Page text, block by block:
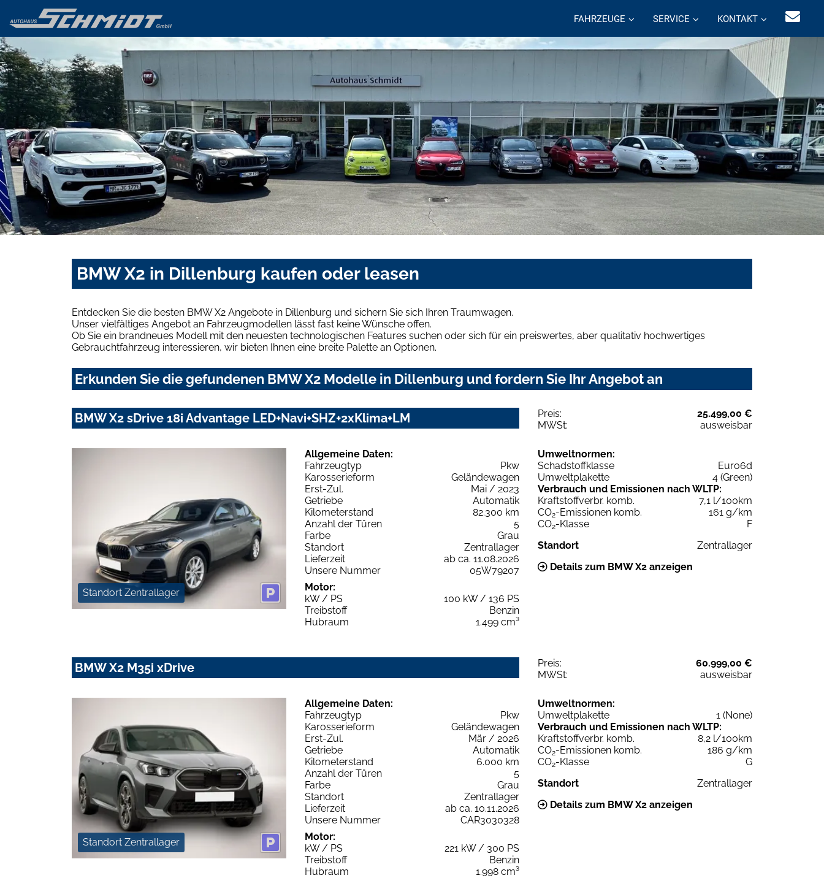
FAHRZEUGE SERVICE KONTAKT
BMW X2 in Dillenburg kaufen oder leasen
Entdecken Sie die besten BMW X2 Angebote in Dillenburg und sichern Sie sich Ihren Traumwagen.
Unser vielfältiges Angebot an Fahrzeugmodellen lässt fast keine Wünsche offen.
Ob Sie ein brandneues Modell mit den neuesten technologischen Features suchen oder sich für ein preiswertes, aber qualitativ hochwertiges
Gebrauchtfahrzeug interessieren, wir bieten Ihnen eine breite Palette an Optionen.
Erkunden Sie die gefundenen BMW X2 Modelle in Dillenburg und fordern Sie Ihr Angebot an
BMW X2 sDrive 18i Advantage LED+Navi+SHZ+2xKlima+LM Preis:
25.499,00 €
MWSt:
ausweisbar
Standort Zentrallager
Allgemeine Daten:
Fahrzeugtyp
Pkw
Karosserieform
Geländewagen
Erst-Zul.
Mai / 2023
Getriebe
Automatik
Kilometerstand
82.300 km
Anzahl der Türen
5
Farbe
Grau
Standort
Zentrallager
Lieferzeit
ab ca. 11.08.2026
Unsere Nummer
05W79207
Motor:
kW / PS
100 kW / 136 PS
Treibstoff
Benzin
Hubraum
1.499 cm³
Umweltnormen:
Schadstoffklasse
Euro6d
Umweltplakette
4 (Green)
Verbrauch und Emissionen nach WLTP:
Kraftstoffverbr. komb.
7,1 l/100km
CO2-Emissionen komb.
161 g/km
CO2-Klasse
F
Standort
Zentrallager
Details zum BMW X2 anzeigen
BMW X2 M35i xDrive Preis:
60.999,00 €
MWSt:
ausweisbar
Standort Zentrallager
Allgemeine Daten:
Fahrzeugtyp
Pkw
Karosserieform
Geländewagen
Erst-Zul.
Mär / 2026
Getriebe
Automatik
Kilometerstand
6.000 km
Anzahl der Türen
5
Farbe
Grau
Standort
Zentrallager
Lieferzeit
ab ca. 10.11.2026
Unsere Nummer
CAR3030328
Motor:
kW / PS
221 kW / 300 PS
Treibstoff
Benzin
Hubraum
1.998 cm³
Umweltnormen:
Umweltplakette
1 (None)
Verbrauch und Emissionen nach WLTP:
Kraftstoffverbr. komb.
8,2 l/100km
CO2-Emissionen komb.
186 g/km
CO2-Klasse
G
Standort
Zentrallager
Details zum BMW X2 anzeigen